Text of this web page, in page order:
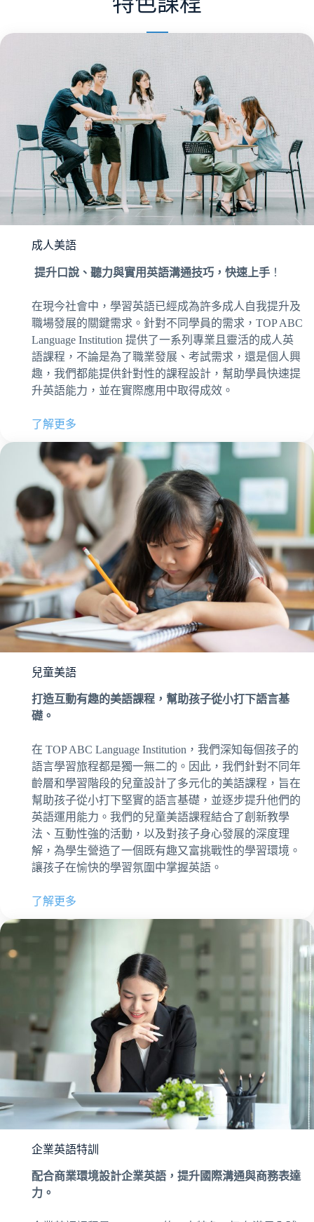
成人美語
提升口說、聽力與實用英語溝通技巧，快速上手 ！
在現今社會中，學習英語已經成為許多成人自我提升及
職場發展的關鍵需求。針對不同學員的需求，TOP ABC
Language Institution 提供了一系列專業且靈活的成人英
語課程，不論是為了職業發展、考試需求，還是個人興
趣，我們都能提供針對性的課程設計，幫助學員快速提
升英語能力，並在實際應用中取得成效。
了解更多
兒童美語
打造互動有趣的美語課程，幫助孩子從小打下語言基
礎。
在 TOP ABC Language Institution，我們深知每個孩子的
語言學習旅程都是獨一無二的。因此，我們針對不同年
齡層和學習階段的兒童設計了多元化的美語課程，旨在
幫助孩子從小打下堅實的語言基礎，並逐步提升他們的
英語運用能力。我們的兒童美語課程結合了創新教學
法、互動性強的活動，以及對孩子身心發展的深度理
解，為學生營造了一個既有趣又富挑戰性的學習環境。
讓孩子在愉快的學習氛圍中掌握英語。
了解更多
企業英語特訓
配合商業環境設計企業英語，提升國際溝通與商務表達
力。